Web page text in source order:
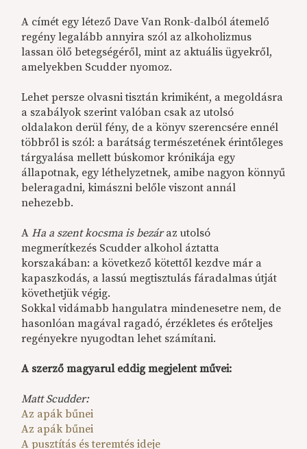
A címét egy létező Dave Van Ronk-dalból átemelő
regény legalább annyira szól az alkoholizmus
lassan ölő betegségéről, mint az aktuális ügyekről,
amelyekben Scudder nyomoz.
Lehet persze olvasni tisztán krimiként, a megoldásra
a szabályok szerint valóban csak az utolsó
oldalakon derül fény, de a könyv szerencsére ennél
többről is szól: a barátság természetének érintőleges
tárgyalása mellett búskomor krónikája egy
állapotnak, egy léthelyzetnek, amibe nagyon könnyű
beleragadni, kimászni belőle viszont annál
nehezebb.
AHa a szent kocsma is bezáraz utolsó
megmerítkezés Scudder alkohol áztatta
korszakában: a következő kötettől kezdve már a
kapaszkodás, a lassú megtisztulás fáradalmas útját
követhetjük végig.
Sokkal vidámabb hangulatra mindenesetre nem, de
hasonlóan magával ragadó, érzékletes és erőteljes
regényekre nyugodtan lehet számítani.
A szerző magyarul eddig megjelent művei:
Matt Scudder:
Az apák bűnei
Az apák bűnei
A pusztítás és teremtés ideje